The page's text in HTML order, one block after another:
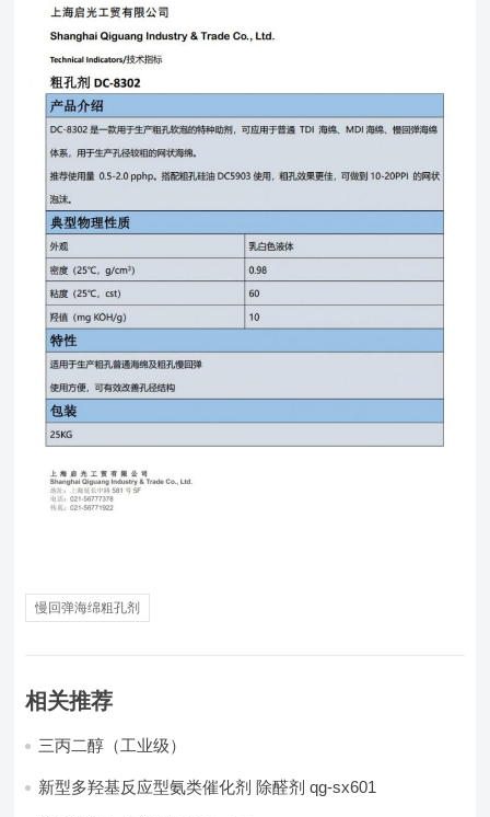
慢回弹海绵粗孔剂
相关推荐
三丙二醇（工业级）
新型多羟基反应型氨类催化剂 除醛剂 qg-sx601